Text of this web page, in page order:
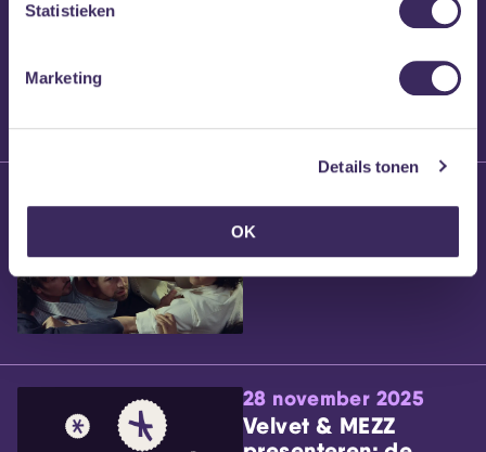
Statistieken
Marketing
Details tonen
OK
Brennt Vanneste
Willem’s Blog: Ão
28 november 2025
Velvet & MEZZ